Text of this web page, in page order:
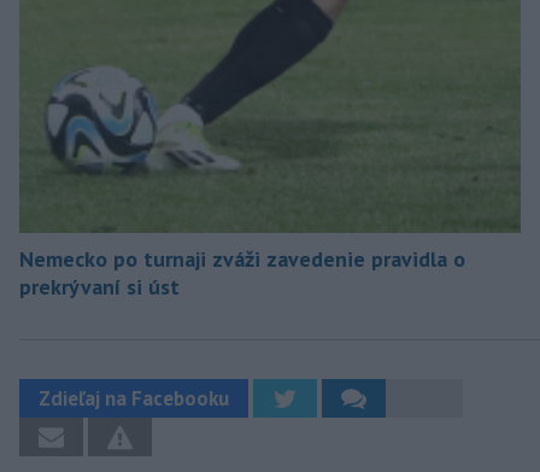
Nemecko po turnaji zváži zavedenie pravidla o
prekrývaní si úst
Zdieľaj na Facebooku